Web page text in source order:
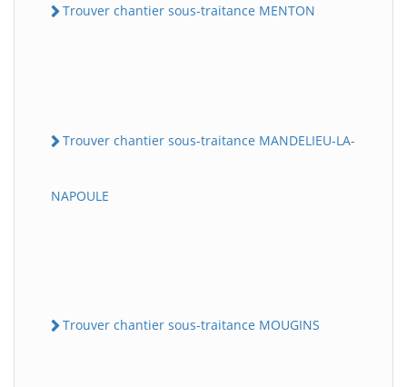
Trouver chantier sous-traitance MENTON
Trouver chantier sous-traitance MANDELIEU-LA-
NAPOULE
Trouver chantier sous-traitance MOUGINS